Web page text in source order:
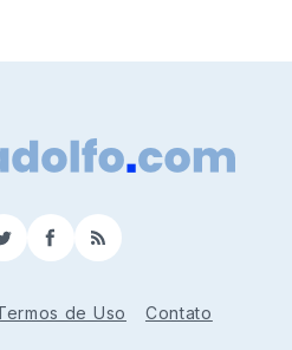
TwitterFacebook
RSS
de Uso Contato